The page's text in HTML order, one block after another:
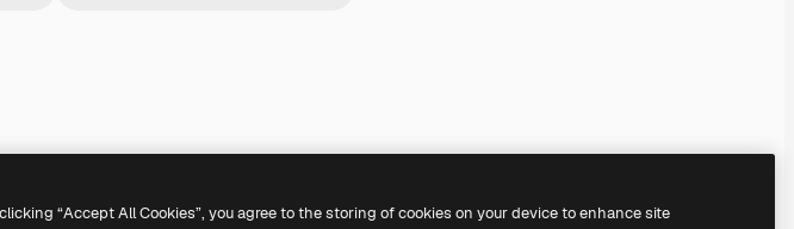
“Accept All Cookies”, you agree to the storing of cookies on your device to enhance site